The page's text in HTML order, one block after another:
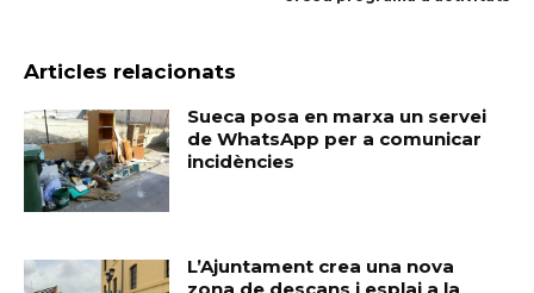
Articles relacionats
Sueca posa en marxa un servei
de WhatsApp per a comunicar
incidències
L’Ajuntament crea una nova
zona de descans i esplai a la